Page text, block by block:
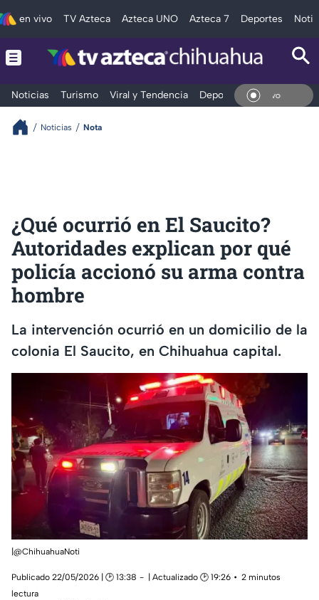
en vivo TV Azteca Azteca UNO Azteca 7 Deportes
Noticias Turismo Viral y Tendencia Deportes Espectáculos
En
Noticias Nota
¿Qué ocurrió en El Saucito?
Autoridades explican por qué
policía accionó su arma contra
hombre
La intervención ocurrió en un domicilio de la
colonia El Saucito, en Chihuahua capital.
|@ChihuahuaNoti
Publicado 22/05/2026 | 🕑 13:38 | Actualizado 🕑 19:26
2 minutos
lectura